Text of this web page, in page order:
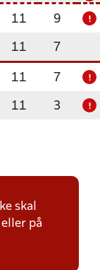
11 9 !
11 7
11 7 !
11 3 !
skal
eller på